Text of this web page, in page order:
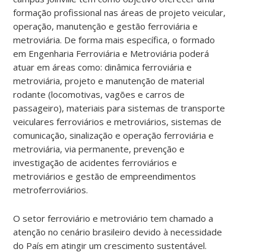
formação profissional nas áreas de projeto veicular,
operação, manutenção e gestão ferroviária e
metroviária. De forma mais específica, o formado
em Engenharia Ferroviária e Metroviária poderá
atuar em áreas como: dinâmica ferroviária e
metroviária, projeto e manutenção de material
rodante (locomotivas, vagões e carros de
passageiro), materiais para sistemas de transporte
veiculares ferroviários e metroviários, sistemas de
comunicação, sinalização e operação ferroviária e
metroviária, via permanente, prevenção e
investigação de acidentes ferroviários e
metroviários e gestão de empreendimentos
metroferroviários.
O setor ferroviário e metroviário tem chamado a
atenção no cenário brasileiro devido à necessidade
do País em atingir um crescimento sustentável.